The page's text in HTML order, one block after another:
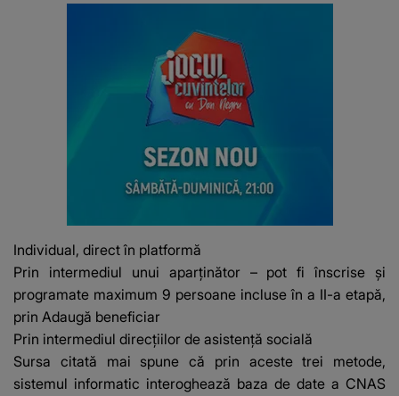
Individual, direct în platformă
Prin intermediul unui aparţinător – pot fi înscrise şi
programate maximum 9 persoane incluse în a II-a etapă,
prin Adaugă beneficiar
Prin intermediul direcţiilor de asistenţă socială
Sursa citată mai spune că prin aceste trei metode,
sistemul informatic interoghează baza de date a CNAS